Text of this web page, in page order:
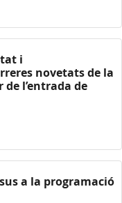
i
novetats de la
l’entrada de
a la programació